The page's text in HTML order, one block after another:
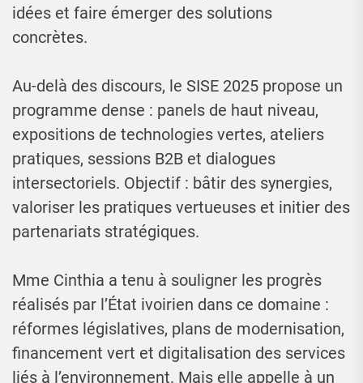
idées et faire émerger des solutions
concrètes.
Au-delà des discours, le SISE 2025 propose un
programme dense : panels de haut niveau,
expositions de technologies vertes, ateliers
pratiques, sessions B2B et dialogues
intersectoriels. Objectif : bâtir des synergies,
valoriser les pratiques vertueuses et initier des
partenariats stratégiques.
Mme Cinthia a tenu à souligner les progrès
réalisés par l’État ivoirien dans ce domaine :
réformes législatives, plans de modernisation,
financement vert et digitalisation des services
liés à l’environnement. Mais elle appelle à un